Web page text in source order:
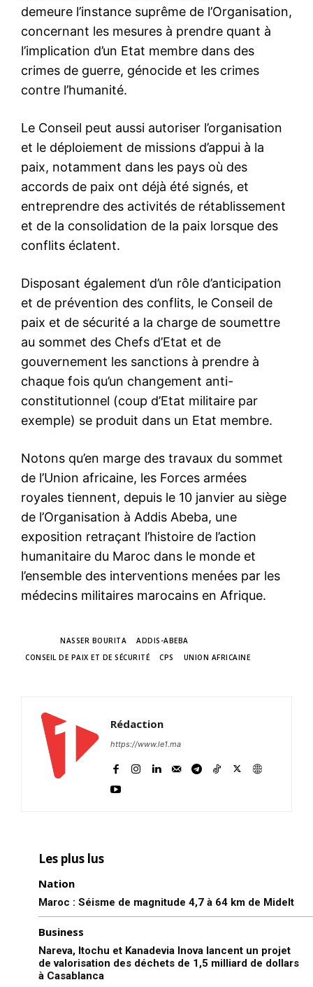
demeure l’instance suprême de l’Organisation,
concernant les mesures à prendre quant à
l’implication d’un Etat membre dans des
crimes de guerre, génocide et les crimes
contre l’humanité.
Le Conseil peut aussi autoriser l’organisation
et le déploiement de missions d’appui à la
paix, notamment dans les pays où des
accords de paix ont déjà été signés, et
entreprendre des activités de rétablissement
et de la consolidation de la paix lorsque des
conflits éclatent.
Disposant également d’un rôle d’anticipation
et de prévention des conflits, le Conseil de
paix et de sécurité a la charge de soumettre
au sommet des Chefs d’Etat et de
gouvernement les sanctions à prendre à
chaque fois qu’un changement anti-
constitutionnel (coup d’Etat militaire par
exemple) se produit dans un Etat membre.
Notons qu’en marge des travaux du sommet
de l’Union africaine, les Forces armées
royales tiennent, depuis le 10 janvier au siège
de l’Organisation à Addis Abeba, une
exposition retraçant l’histoire de l’action
humanitaire du Maroc dans le monde et
l’ensemble des interventions menées par les
médecins militaires marocains en Afrique.
NASSER BOURITA
ADDIS-ABEBA
CONSEIL DE PAIX ET DE SÉCURITÉ
CPS UNION AFRICAINE
Rédaction
https://www.le1.ma
Les plus lus
Nation
Maroc : Séisme de magnitude 4,7 à 64 km de Midelt
Business
Nareva, Itochu et Kanadevia Inova lancent un projet
de valorisation des déchets de 1,5 milliard de dollars
à Casablanca